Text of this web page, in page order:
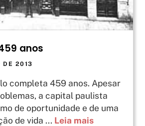
anos
DE 2013
completa 459 anos. Apesar
a capital paulista
de oportunidade e de uma
de vida ... Leia mais